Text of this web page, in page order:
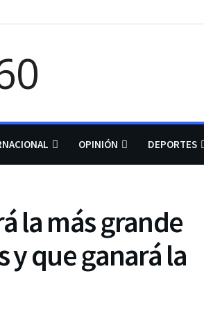
OPINIÓN DEPORTES
la más grande
que ganará la